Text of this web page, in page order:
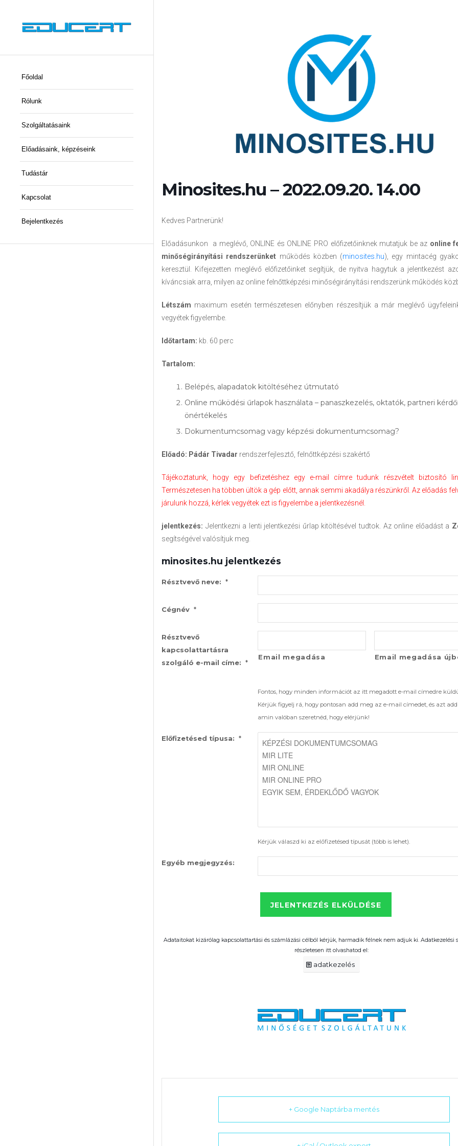
Főoldal
Rólunk
Szolgáltatásaink
Előadásaink, képzéseink
Tudástár
Kapcsolat
Bejelentkezés
Minosites.hu – 2022.09.20. 14.00
Kedves Partnerünk!
Előadásunkon a meglévő, ONLINE és ONLINE PRO előfizetőinknek mutatjuk be az online
minőségirányítási rendszerünket működés közben (minosites.hu), egy mintacég
keresztül. Kifejezetten meglévő előfizetőinket segítjük, de nyitva hagytuk a jelentkezést
kíváncsiak arra, milyen az online felnőttképzési minőségirányítási rendszerünk működés
Létszám maximum esetén természetesen előnyben részesítjük a már meglévő
vegyétek figyelembe.
Időtartam: kb. 60 perc
Tartalom:
Belépés, alapadatok kitöltéséhez útmutató
Online működési űrlapok használata – panaszkezelés, oktatók, partneri
önértékelés
Dokumentumcsomag vagy képzési dokumentumcsomag?
Előadó: Pádár Tivadar rendszerfejlesztő, felnőttképzési szakértő
Tájékoztatunk, hogy egy befizetéshez egy e-mail címre tudunk részvételt biztosító
Természetesen ha többen ültök a gép előtt, annak semmi akadálya részünkről.Az előadás
járulunk hozzá, kérlek vegyétek ezt is figyelembe a jelentkezésnél.
jelentkezés: Jelentkezni a lenti jelentkezési űrlap kitöltésével tudtok. Az online előadást a
segítségével valósítjuk meg.
minosites.hu jelentkezés
Résztvevő neve: *
Cégnév *
Résztvevő
kapcsolattartásra
szolgáló e-mail címe: *
Email megadása Email megadása
Fontos, hogy minden információt az itt megadott e-mail címedre
Kérjük figyelj rá, hogy pontosan add meg az e-mail címedet, és azt
amin valóban szeretnéd, hogy elérjünk!
Előfizetésed típusa: *
Kérjük válaszd ki az előfizetésed típusát (több is lehet).
Egyéb megjegyzés:
Adataitokat kizárólag kapcsolattartási és számlázási célból kérjük, harmadik félnek nem adjuk ki. Adatkezelési
részletesen itt olvashatod el:
adatkezelés
+ Google Naptárba mentés